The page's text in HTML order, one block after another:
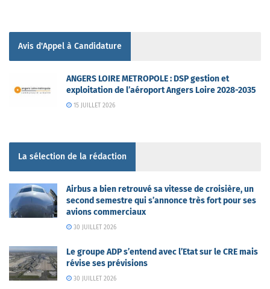
Avis d'Appel à Candidature
ANGERS LOIRE METROPOLE : DSP gestion et
exploitation de l’aéroport Angers Loire 2028-2035
15 JUILLET 2026
La sélection de la rédaction
Airbus a bien retrouvé sa vitesse de croisière, un
second semestre qui s’annonce très fort pour ses
avions commerciaux
30 JUILLET 2026
Le groupe ADP s’entend avec l’Etat sur le CRE mais
révise ses prévisions
30 JUILLET 2026